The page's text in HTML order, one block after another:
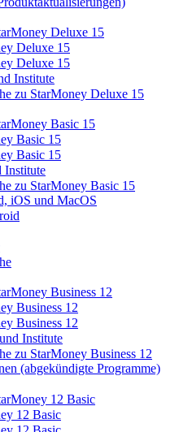
Deluxe 15
Deluxe 15
Deluxe 15
Institute
zu StarMoney Deluxe 15
Basic 15
Basic 15
Basic 15
zu StarMoney Basic 15
iOS und MacOS
Business 12
Business 12
Business 12
Institute
zu StarMoney Business 12
(abgekündigte Programme)
12 Basic
12 Basic